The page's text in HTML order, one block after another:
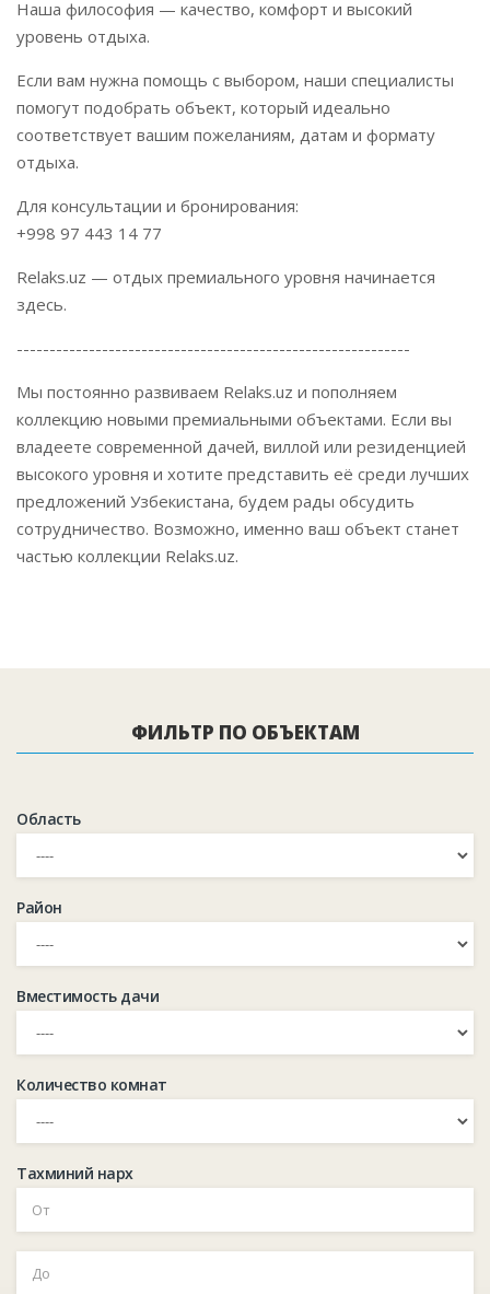
Наша философия — качество, комфорт и высокий
уровень отдыха.
Если вам нужна помощь с выбором, наши специалисты
помогут подобрать объект, который идеально
соответствует вашим пожеланиям, датам и формату
отдыха.
Для консультации и бронирования:
+998 97 443 14 77
Relaks.uz — отдых премиального уровня начинается
здесь.
------------------------------------------------------------
Мы постоянно развиваем Relaks.uz и пополняем
коллекцию новыми премиальными объектами. Если вы
владеете современной дачей, виллой или резиденцией
высокого уровня и хотите представить её среди лучших
предложений Узбекистана, будем рады обсудить
сотрудничество. Возможно, именно ваш объект станет
частью коллекции Relaks.uz.
ФИЛЬТР ПО ОБЪЕКТАМ
Область
Район
Вместимость дачи
Количество комнат
Тахминий нарх